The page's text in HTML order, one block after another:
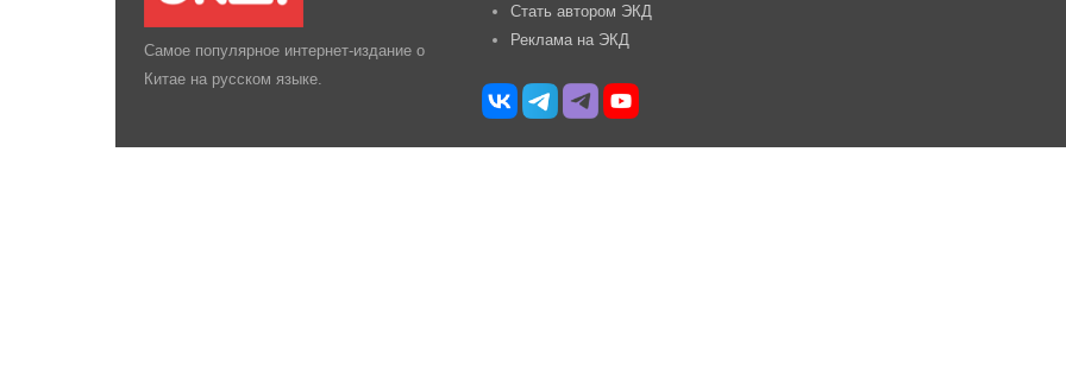
Самое популярное интернет-издание о
Китае на русском языке.
Стать автором ЭКД
Реклама на ЭКД